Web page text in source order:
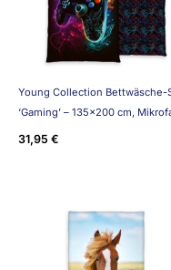
Young Collection Bettwäsche-
‘Gaming’ – 135×200 cm,
31,95 €